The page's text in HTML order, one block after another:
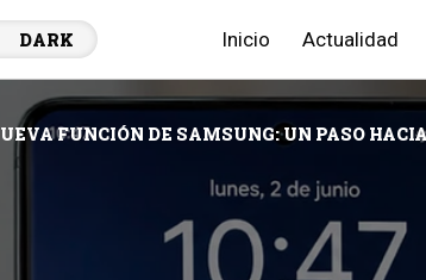
DARK Inicio Actualidad
FUNCIÓN DE SAMSUNG: UN PASO